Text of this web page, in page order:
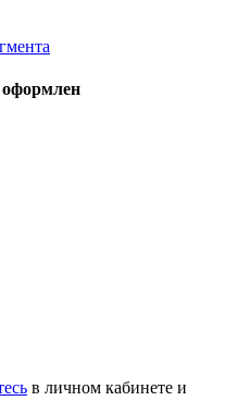
оформлен
в личном кабинете и